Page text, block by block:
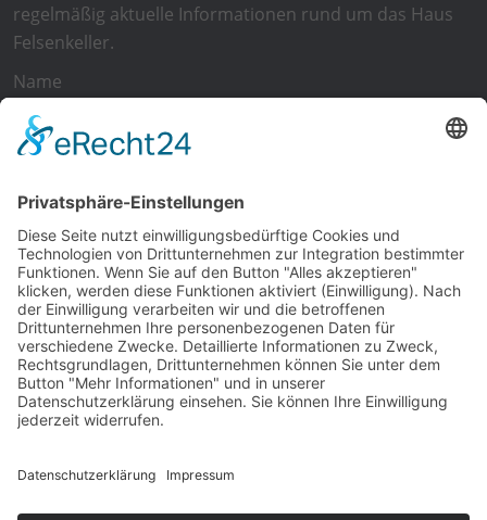
regelmäßig aktuelle Informationen rund um das Haus
Felsenkeller.
Name
E-Mail
akzeptiere dieAllgemeinen Geschäftsbedingungenund
dieDatenschutzerklärung